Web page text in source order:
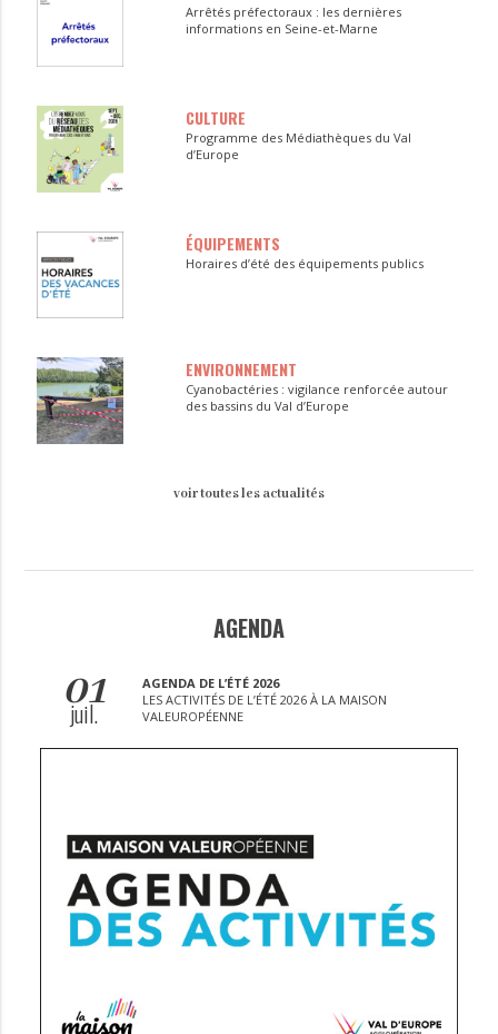
Arrêtés préfectoraux : les dernières
informations en Seine-et-Marne
CULTURE
Programme des Médiathèques du Val
d’Europe
ÉQUIPEMENTS
Horaires d’été des équipements publics
ENVIRONNEMENT
Cyanobactéries : vigilance renforcée autour
des bassins du Val d’Europe
voir toutes les actualités
AGENDA
01
juil.
AGENDA DE L’ÉTÉ 2026
LES ACTIVITÉS DE L’ÉTÉ 2026 À LA MAISON
VALEUROPÉENNE